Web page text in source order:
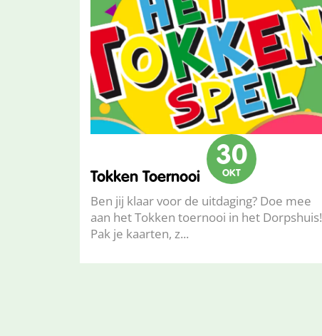
Tokken Toernooi
Ben jij klaar voor de uitdaging? Doe mee
aan het Tokken toernooi in het Dorpshuis!
Pak je kaarten, z...
30
OKT